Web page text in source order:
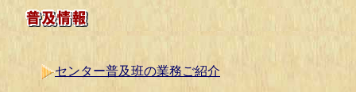
センター普及班の業務ご紹介